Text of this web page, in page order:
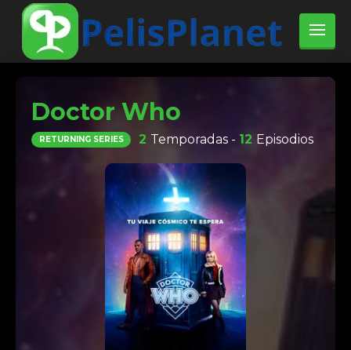
Doctor Who
RETURNING SERIES 2 Temporadas - 12 Episodios